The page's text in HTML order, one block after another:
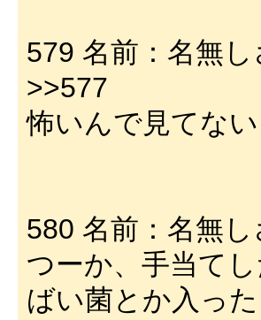
579 名前：名無
>>577
怖いんで見てな
580 名前：名無
つーか、手当て
ばい菌とか入っ